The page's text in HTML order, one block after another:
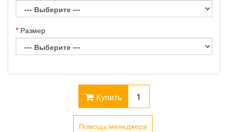
Размер
Купить
Помощь менеджера